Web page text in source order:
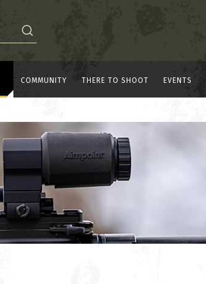
COMMUNITY THERE TO SHOOT EVENTS